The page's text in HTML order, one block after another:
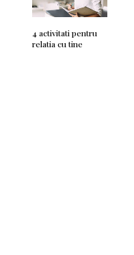
4 activitati pentru
relatia cu tine